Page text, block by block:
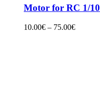
Motor for RC 1/10
10.00€ – 75.00€